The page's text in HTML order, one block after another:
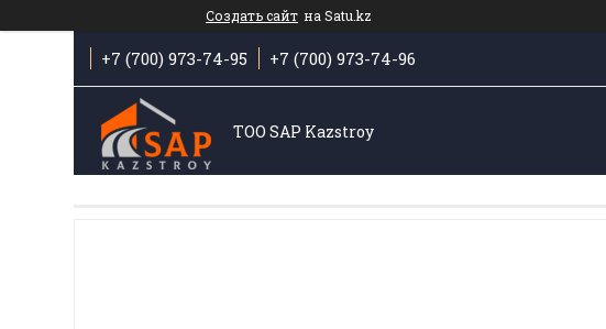
Создать сайт на Satu.kz
+7 (700) 973-74-95 +7 (700) 973-74-96
ТОО SAP Kazstroy